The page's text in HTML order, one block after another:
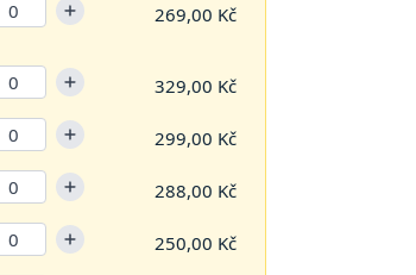
269,00 Kč
329,00 Kč
299,00 Kč
288,00 Kč
250,00 Kč